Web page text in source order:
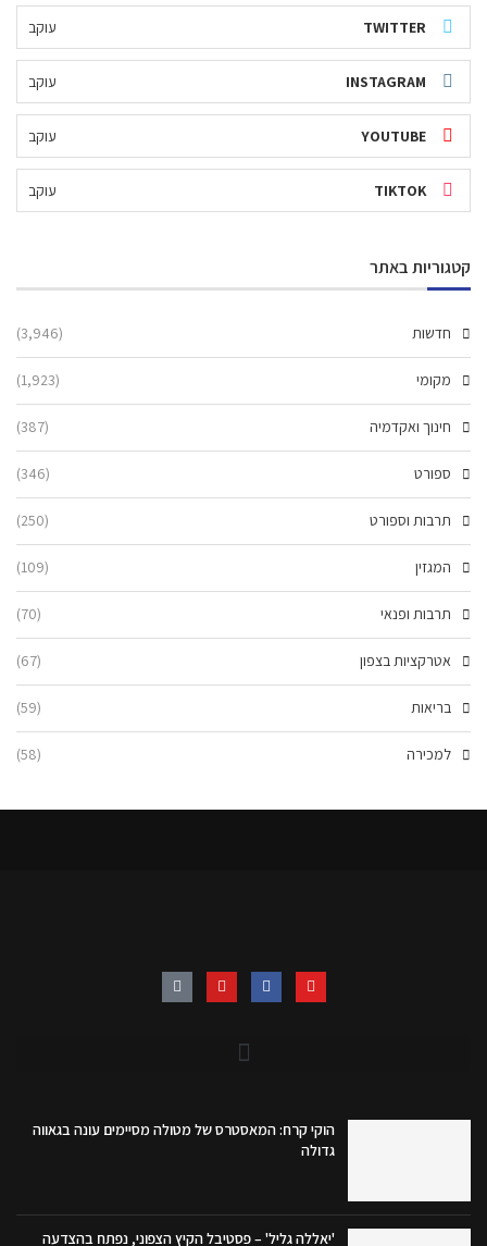
TWITTER עוקב
INSTAGRAM עוקב
YOUTUBE עוקב
TIKTOK עוקב
קטגוריות באתר
חדשות (3,946)
מקומי (1,923)
חינוך ואקדמיה (387)
ספורט (346)
תרבות וספורט (250)
המגזין (109)
תרבות ופנאי (70)
אטרקציות בצפון (67)
בריאות (59)
למכירה (58)
הוקי קרח: המאסטרס של מטולה מסיימים עונה בגאווה
גדולה
'יאללה גליל' – פסטיבל הקיץ הצפוני, נפתח בהצדעה